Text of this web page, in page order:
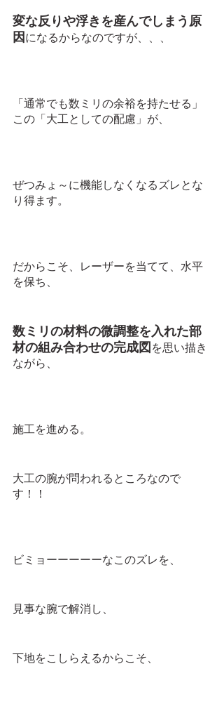
変な反りや浮きを産んでしまう原
因 になるからなのですが、、、
「通常でも数ミリの余裕を持たせる」
この「大工としての配慮」が、
ぜつみょ～に機能しなくなるズレとな
り得ます。
だからこそ、レーザーを当てて、水平
を保ち、
数ミリの材料の微調整を入れた部
材の組み合わせの完成図 を思い描き
ながら、
施工を進める。
大工の腕が問われるところなので
す！！
ビミョーーーーーなこのズレを、
見事な腕で解消し、
下地をこしらえるからこそ、